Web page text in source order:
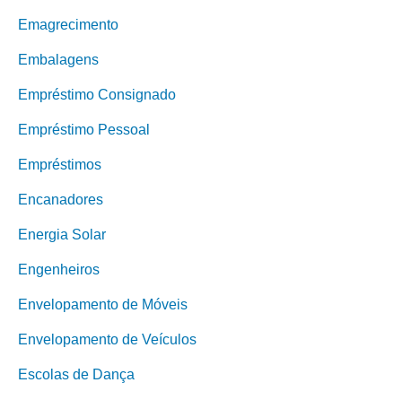
Emagrecimento
Embalagens
Empréstimo Consignado
Empréstimo Pessoal
Empréstimos
Encanadores
Energia Solar
Engenheiros
Envelopamento de Móveis
Envelopamento de Veículos
Escolas de Dança